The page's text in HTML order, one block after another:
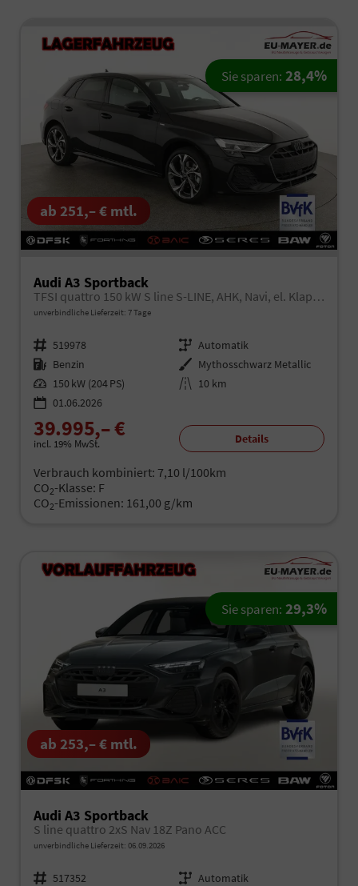
ab 251,– € mtl.
Audi A3 Sportback
TFSI quattro 150 kW S line S-LINE, AHK, Navi, el. Klappe, Sound, Winter, 18-Zoll, 3-J. Garantie
unverbindliche Lieferzeit: 7 Tage
Fahrzeugnr. 519978 Getriebe Automatik
Kraftstoff Benzin Außenfarbe Mythosschwarz Metallic
Leistung 150 kW (204 PS) Kilometerstand 10 km
01.06.2026
39.995,– €
incl. 19% MwSt.
Sie sparen: 28,4%
Details
Verbrauch kombiniert: 7,10 l/100km
CO2-Klasse: F
CO2-Emissionen: 161,00 g/km
ab 253,– € mtl.
Audi A3 Sportback
S line quattro 2xS Nav 18Z Pano ACC
unverbindliche Lieferzeit: 06.09.2026
Fahrzeugnr. 517352 Getriebe Automatik
Sie sparen: 29,3%